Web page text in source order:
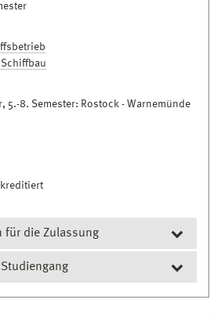
5.-8. Semester: Rostock - Warnemünde
für die Zulassung